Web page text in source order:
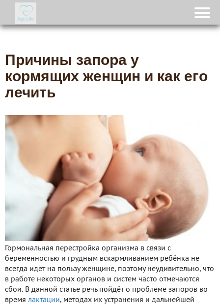
Причины запора у
кормящих женщин и как его
лечить
Гормональная перестройка организма в связи с
беременностью и грудным вскармливанием ребёнка не
всегда идёт на пользу женщине, поэтому неудивительно, что
в работе некоторых органов и систем часто отмечаются
сбои. В данной статье речь пойдёт о проблеме запоров во
время лактации, методах их устранения и дальнейшей